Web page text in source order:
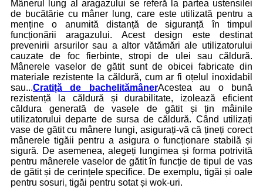
Mânerul lung al aragazului se referă la partea ustensilei
de bucătărie cu mâner lung, care este utilizată pentru a
menține o anumită distanță de siguranță în timpul
funcționării aragazului. Acest design este destinat
prevenirii arsurilor sau a altor vătămări ale utilizatorului
cauzate de foc fierbinte, stropi de ulei sau căldură.
Mânerele vaselor de gătit sunt de obicei fabricate din
materiale rezistente la căldură, cum ar fi oțelul inoxidabil
sau...Cratiță de bachelitămânerAcestea au o bună
rezistență la căldură și durabilitate, izolează eficient
căldura generată de vasele de gătit și țin mâinile
utilizatorului departe de sursa de căldură. Când utilizați
vase de gătit cu mânere lungi, asigurați-vă că țineți corect
mânerele tigăii pentru a asigura o funcționare stabilă și
sigură. De asemenea, alegeți lungimea și forma potrivită
pentru mânerele vaselor de gătit în funcție de tipul de vas
de gătit și de cerințele specifice. De exemplu, tigăi și oale
pentru sosuri, tigăi pentru sotat și wok-uri.